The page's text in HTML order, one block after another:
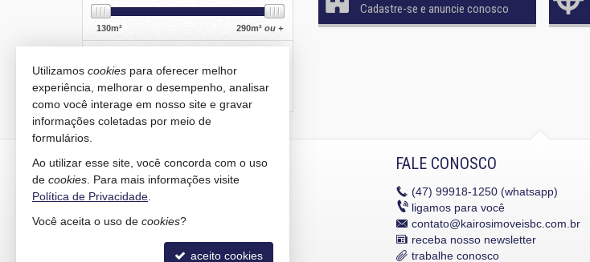
130m² 290m² ou +
80
Cadastre-se e anuncie conosco
KAIRÓS IMÓVEIS
Rua 1121, 100
Balneário Camboriú /
FALE CONOSCO
(47) 99918-1250 (whatsapp)
ligamos para você
contato@kairosimoveisbc.com.br
receba nosso newsletter
trabalhe conosco
Utilizamos cookies para oferecer melhor
experiência, melhorar o desempenho, analisar
como você interage em nosso site e gravar
informações coletadas por meio de
formulários.
Ao utilizar esse site, você concorda com o uso
de cookies . Para mais informações visite
Política de Privacidade
Você aceita o uso de cookies?
aceito cookies